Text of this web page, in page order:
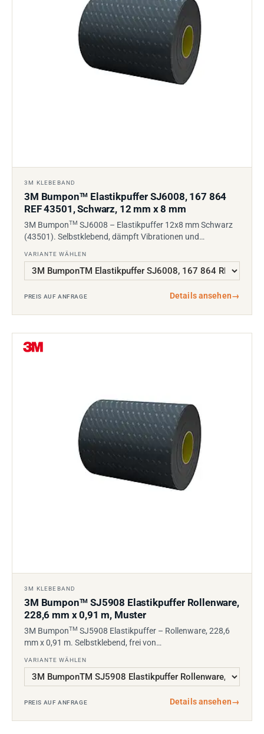
3M KLEBEBAND
3M BumponTM Elastikpuffer SJ6008, 167 864
REF 43501, Schwarz, 12 mm x 8 mm
3M BumponTM SJ6008 – Elastikpuffer 12x8 mm Schwarz
(43501). Selbstklebend, dämpft Vibrationen und…
VARIANTE WÄHLEN
PREIS AUF ANFRAGE Details ansehen→
3M KLEBEBAND
3M BumponTM SJ5908 Elastikpuffer Rollenware,
228,6 mm x 0,91 m, Muster
3M BumponTM SJ5908 Elastikpuffer – Rollenware, 228,6
mm x 0,91 m. Selbstklebend, frei von…
VARIANTE WÄHLEN
PREIS AUF ANFRAGE Details ansehen→